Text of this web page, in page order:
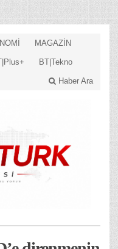
MAGAZİN
BT|Tekno
Haber Ara